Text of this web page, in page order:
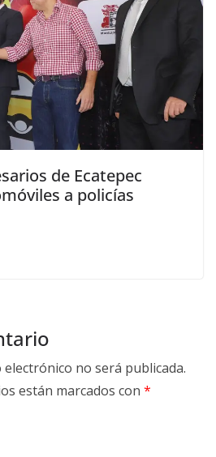
de Ecatepec
a policías
no será publicada.
están marcados con *